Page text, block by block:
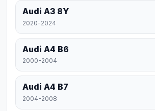
Audi A3 8Y
2020-2024
Audi A4 B6
2000-2004
Audi A4 B7
2004-2008